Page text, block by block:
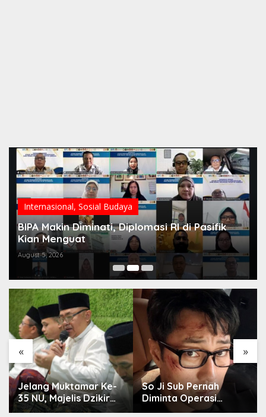
Internasional, Sosial Budaya
BIPA Makin Diminati, Diplomasi RI di Pasifik
Kian Menguat
August 5, 2026
« »
Jelang Muktamar Ke-
35 NU, Majelis Dzikir
Al-Yasmin Gelar Doa
So Ji Sub Pernah
Diminta Operasi
Kelopak Mata agar